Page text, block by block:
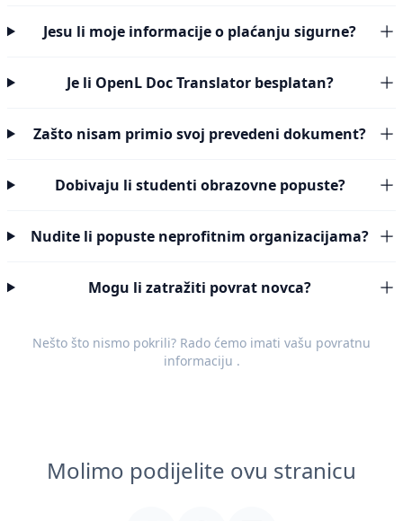
Jesu li moje informacije o plaćanju sigurne?
Je li OpenL Doc Translator besplatan?
Zašto nisam primio svoj prevedeni dokument?
Dobivaju li studenti obrazovne popuste?
Nudite li popuste neprofitnim organizacijama?
Mogu li zatražiti povrat novca?
Nešto što nismo pokrili? Rado ćemo imati vašu povratnu
informaciju .
Molimo podijelite ovu stranicu